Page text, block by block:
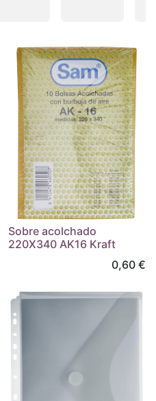
Sobre acolchado
220X340 AK16 Kraft
0,60 €